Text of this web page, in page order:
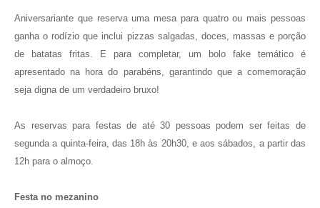
Aniversariante que reserva uma mesa para quatro ou mais pessoas
ganha o rodízio que inclui pizzas salgadas, doces, massas e porção
de batatas fritas. E para completar, um bolo fake temático é
apresentado na hora do parabéns, garantindo que a comemoração
seja digna de um verdadeiro bruxo!
As reservas para festas de até 30 pessoas podem ser feitas de
segunda a quinta-feira, das 18h às 20h30, e aos sábados, a partir das
12h para o almoço.
Festa no mezanino